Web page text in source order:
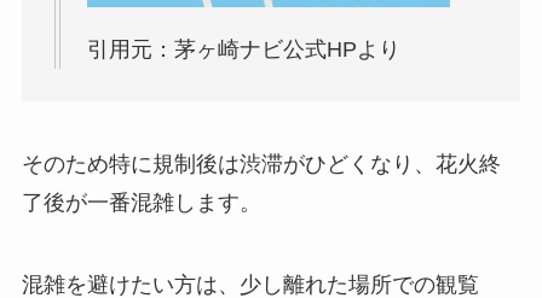
引用元：茅ヶ崎ナビ公式HPより
そのため特に規制後は渋滞がひどくなり、花火終
了後が一番混雑します。
混雑を避けたい方は、少し離れた場所での観覧